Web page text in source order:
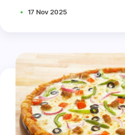
की बहुत अधिक गारंटी दे सकते हैं कि
17 Nov 2025